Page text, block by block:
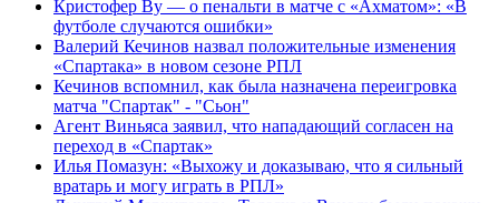
Кристофер Ву — о пенальти в матче с «Ахматом»: «В
футболе случаются ошибки»
Валерий Кечинов назвал положительные изменения
«Спартака» в новом сезоне РПЛ
Кечинов вспомнил, как была назначена переигровка
матча "Спартак" - "Сьон"
Агент Виньяса заявил, что нападающий согласен на
переход в «Спартак»
Илья Помазун: «Выхожу и доказываю, что я сильный
вратарь и могу играть в РПЛ»